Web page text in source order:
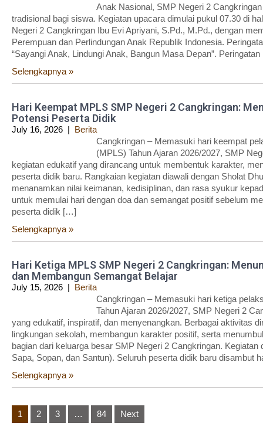
Anak Nasional, SMP Negeri 2
tradisional bagi siswa. Kegiatan upacara dimulai pukul 07.30 di
Negeri 2 Cangkringan Ibu Evi Apriyani, S.Pd., M.Pd., dengan
Perempuan dan Perlindungan Anak Republik Indonesia.
“Sayangi Anak, Lindungi Anak, Bangun Masa Depan”.
Selengkapnya »
Hari Keempat MPLS SMP Negeri 2 Cangkringan:
Potensi Peserta Didik
July 16, 2026 | Berita
Cangkringan – Memasuki hari keempat
(MPLS) Tahun Ajaran 2026/2027, SMP
kegiatan edukatif yang dirancang untuk membentuk karakter,
peserta didik baru. Rangkaian kegiatan diawali dengan Sholat
menanamkan nilai keimanan, kedisiplinan, dan rasa syukur
untuk memulai hari dengan doa dan semangat positif sebelum
peserta didik […]
Selengkapnya »
Hari Ketiga MPLS SMP Negeri 2 Cangkringan:
dan Membangun Semangat Belajar
July 15, 2026 | Berita
Cangkringan – Memasuki hari ketiga
Tahun Ajaran 2026/2027, SMP Negeri 2
yang edukatif, inspiratif, dan menyenangkan. Berbagai aktivitas
lingkungan sekolah, membangun karakter positif, serta
bagian dari keluarga besar SMP Negeri 2 Cangkringan.
Sapa, Sopan, dan Santun). Seluruh peserta didik baru disambut
Selengkapnya »
Posts
pagination
1 2 3 … 84 Next